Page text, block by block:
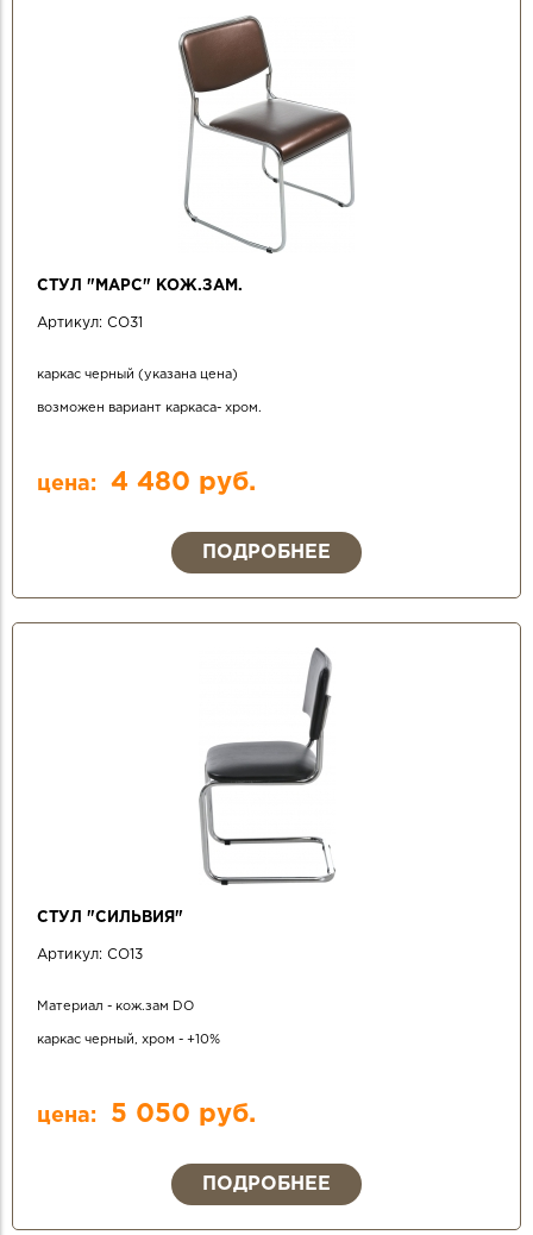
СТУЛ "МАРС" КОЖ.ЗАМ.
Артикул: СО31
каркас черный (указана цена)
возможен вариант каркаса- хром.
цена: 4 480 руб.
ПОДРОБНЕЕ
СТУЛ "СИЛЬВИЯ"
Артикул: СО13
Материал - кож.зам DO
каркас черный, хром - +10%
цена: 5 050 руб.
ПОДРОБНЕЕ